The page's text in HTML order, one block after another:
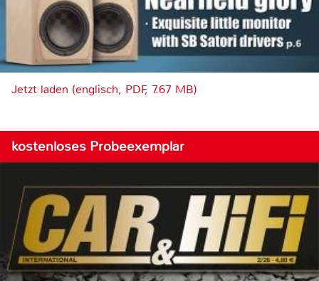
Jetzt laden (englisch, PDF, 7.67 MB)
kostenloses Probeexemplar